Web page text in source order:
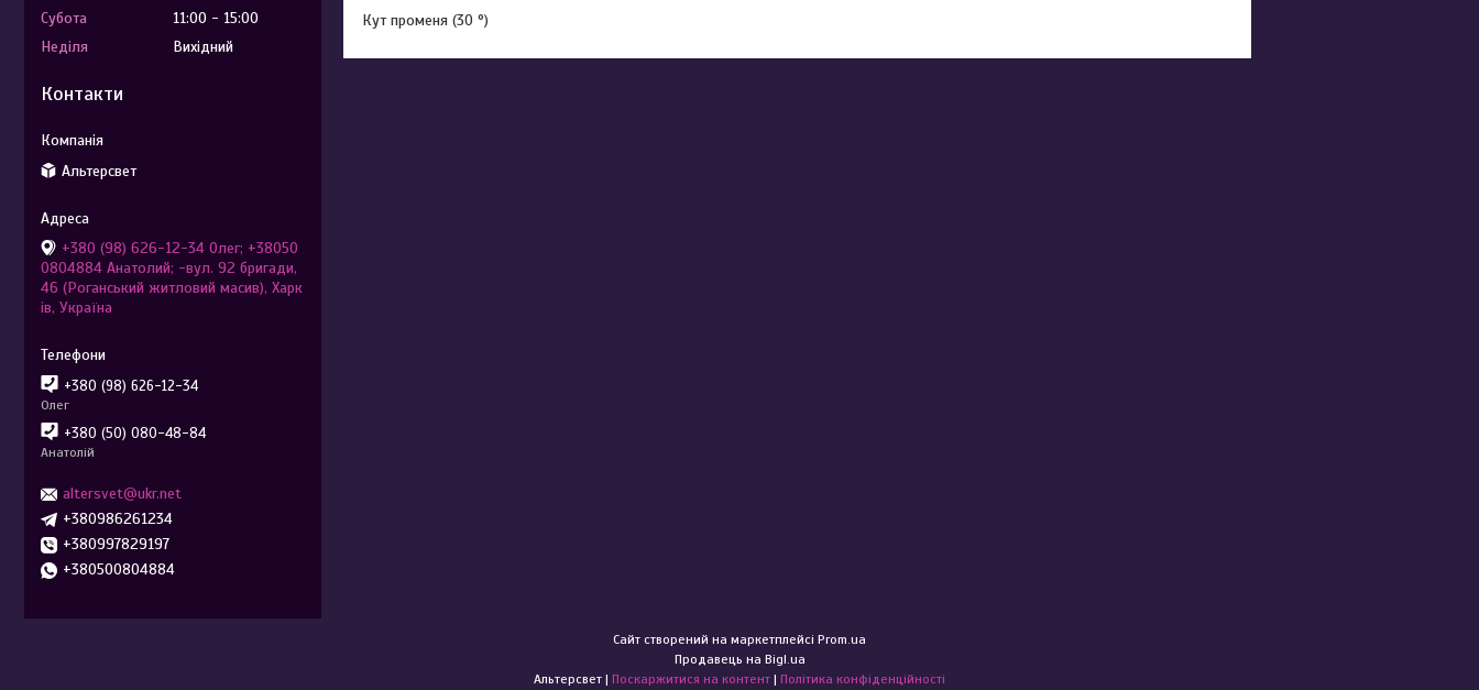
Кут променя (30 °)
Субота
11:00
15:00
Неділя
Вихідний
Контакти
Альтерсвет
+380 (98) 626-12-34 Олег; +38050
0804884 Анатолий; -вул. 92 бригади,
46 (Роганський житловий масив), Харк
ів, Україна
+380 (98) 626-12-34
Олег
+380 (50) 080-48-84
Анатолій
altersvet@ukr.net
+380986261234
+380997829197
+380500804884
Сайт створений на маркетплейсі Prom.ua
Продавець на Bigl.ua
Альтерсвет | Поскаржитися на контент | Політика конфіденційності